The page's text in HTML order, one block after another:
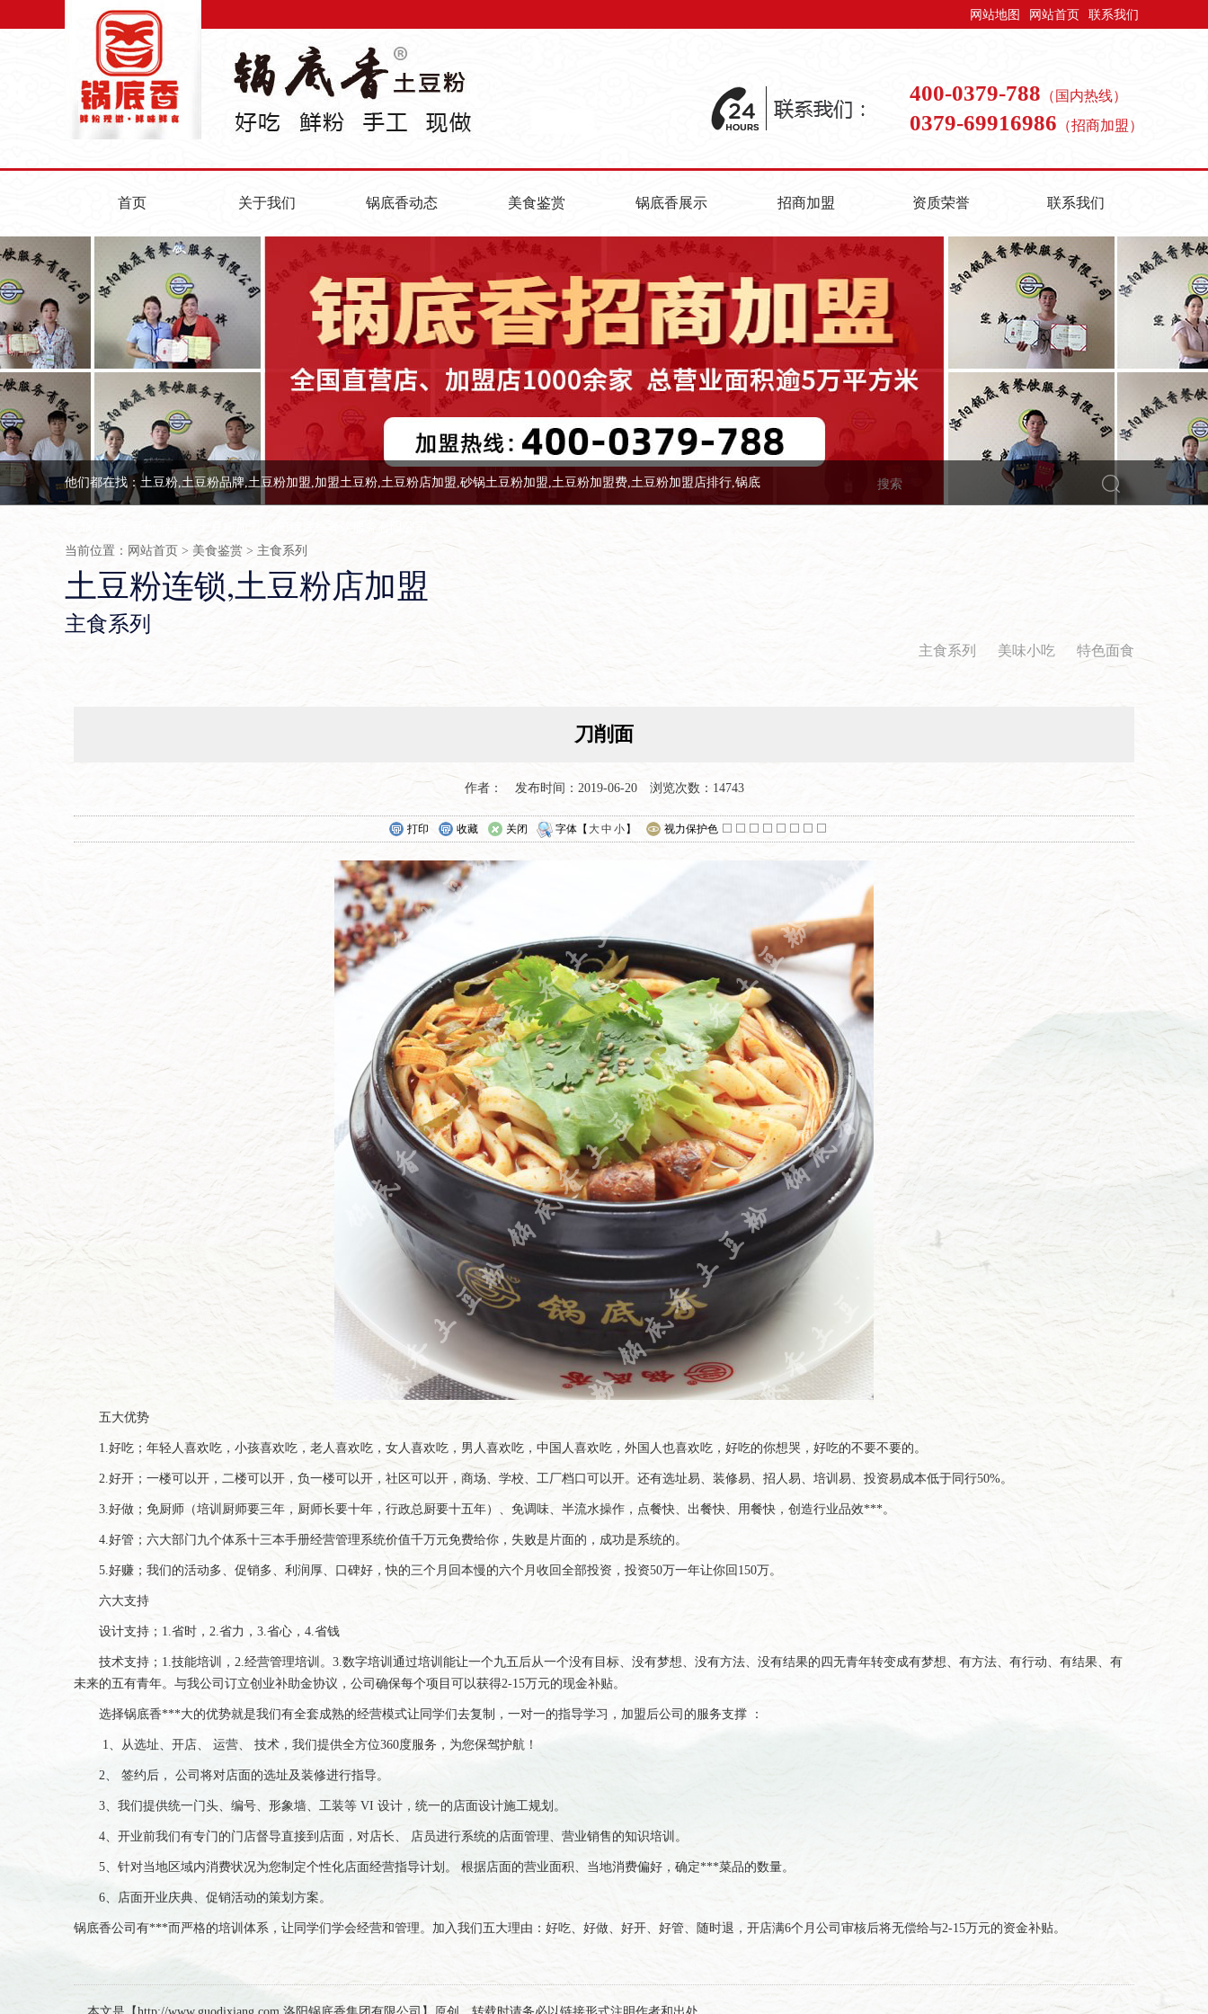
网站地图 网站首页 联系我们
400-0379-788 （国内热线）
0379-69916986 （招商加盟）
首页 关于我们 锅底香动态 美食鉴赏 锅底香展示 招商加盟 资质荣誉 联系我们
他们都在找：土豆粉,土豆粉品牌,土豆粉加盟,加盟土豆粉,土豆粉店加盟,砂锅土豆粉加盟,土豆粉加盟费,土豆粉加盟店排行,锅底
当前位置： 网站首页 > 美食鉴赏 > 主食系列
土豆粉连锁,土豆粉店加盟
主食系列
主食系列 美味小吃 特色面食
刀削面
作者： 发布时间：2019-06-20 浏览次数：14743
打印 收藏 关闭 字体【 大中 小】 视力保护色
五大优势
1.好吃；年轻人喜欢吃，小孩喜欢吃，老人喜欢吃，女人喜欢吃，男人喜欢吃，中国人喜欢吃，外国人也喜欢吃，好吃的你想哭，好吃的不要不要的。
2.好开；一楼可以开，二楼可以开，负一楼可以开，社区可以开，商场、学校、工厂档口可以开。还有选址易、装修易、招人易、培训易、投资易成本低于同行50%。
3.好做；免厨师（培训厨师要三年，厨师长要十年，行政总厨要十五年）、免调味、半流水操作，点餐快、出餐快、用餐快，创造行业品效***。
4.好管；六大部门九个体系十三本手册经营管理系统价值千万元免费给你，失败是片面的，成功是系统的。
5.好赚；我们的活动多、促销多、利润厚、口碑好，快的三个月回本慢的六个月收回全部投资，投资50万一年让你回150万。
六大支持
设计支持；1.省时，2.省力，3.省心，4.省钱
技术支持；1.技能培训，2.经营管理培训。3.数字培训通过培训能让一个九五后从一个没有目标、没有梦想、没有方法、没有结果的四无青年转变成有梦想、有方法、有行动、有结果、有
未来的五有青年。与我公司订立创业补助金协议，公司确保每个项目可以获得2-15万元的现金补贴。
选择锅底香***大的优势就是我们有全套成熟的经营模式让同学们去复制，一对一的指导学习，加盟后公司的服务支撑 ：
1、从选址、开店、 运营、 技术，我们提供全方位360度服务，为您保驾护航！
2、 签约后， 公司将对店面的选址及装修进行指导。
3、我们提供统一门头、编号、形象墙、工装等 VI 设计，统一的店面设计施工规划。
4、开业前我们有专门的门店督导直接到店面，对店长、 店员进行系统的店面管理、营业销售的知识培训。
5、针对当地区域内消费状况为您制定个性化店面经营指导计划。 根据店面的营业面积、当地消费偏好，确定***菜品的数量。
6、店面开业庆典、促销活动的策划方案。
锅底香公司有***而严格的培训体系，让同学们学会经营和管理。加入我们五大理由：好吃、好做、好开、好管、随时退，开店满6个月公司审核后将无偿给与2-15万元的资金补贴。